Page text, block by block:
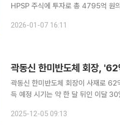
HPSP 주식에 투자로 총 4795억 원
375억 원씩 총 750억 원을 HPSP에
2026-01-07 16:11
곽동신 한미반도체 회장,
곽동신 한미반도체 회장이 사재로 62억 원 규모의
득 예정 시기는 약 한 달 뒤인 이달 30일로, 장내에
분율은 33.51%에서 33.56%로 약
2025-12-05 09:13